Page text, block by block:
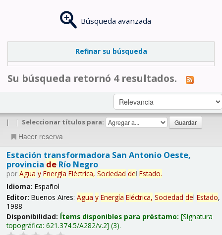
Búsqueda avanzada
Refinar su búsqueda
Su búsqueda retornó 4 resultados.
| | Seleccionar títulos para:
Hacer reserva
Estación transformadora San Antonio Oeste,
provincia deRío Negro
por Agua y Energía Eléctrica, Sociedad del Estado.
Idioma: Español
Editor: Buenos Aires: Agua y Energía Eléctrica, Sociedad del Estado,
1988
Disponibilidad: Ítems disponibles para préstamo: Signatura
topográfica: 621.374.5/A282/v.2 (3).